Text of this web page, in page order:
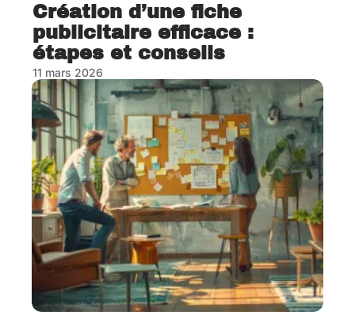
Création d’une fiche
publicitaire efficace :
étapes et conseils
11 mars 2026